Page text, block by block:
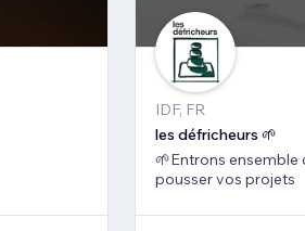
IDF, FR
les défricheurs 🌱
🌱Entrons ensemble
pousser vos projets